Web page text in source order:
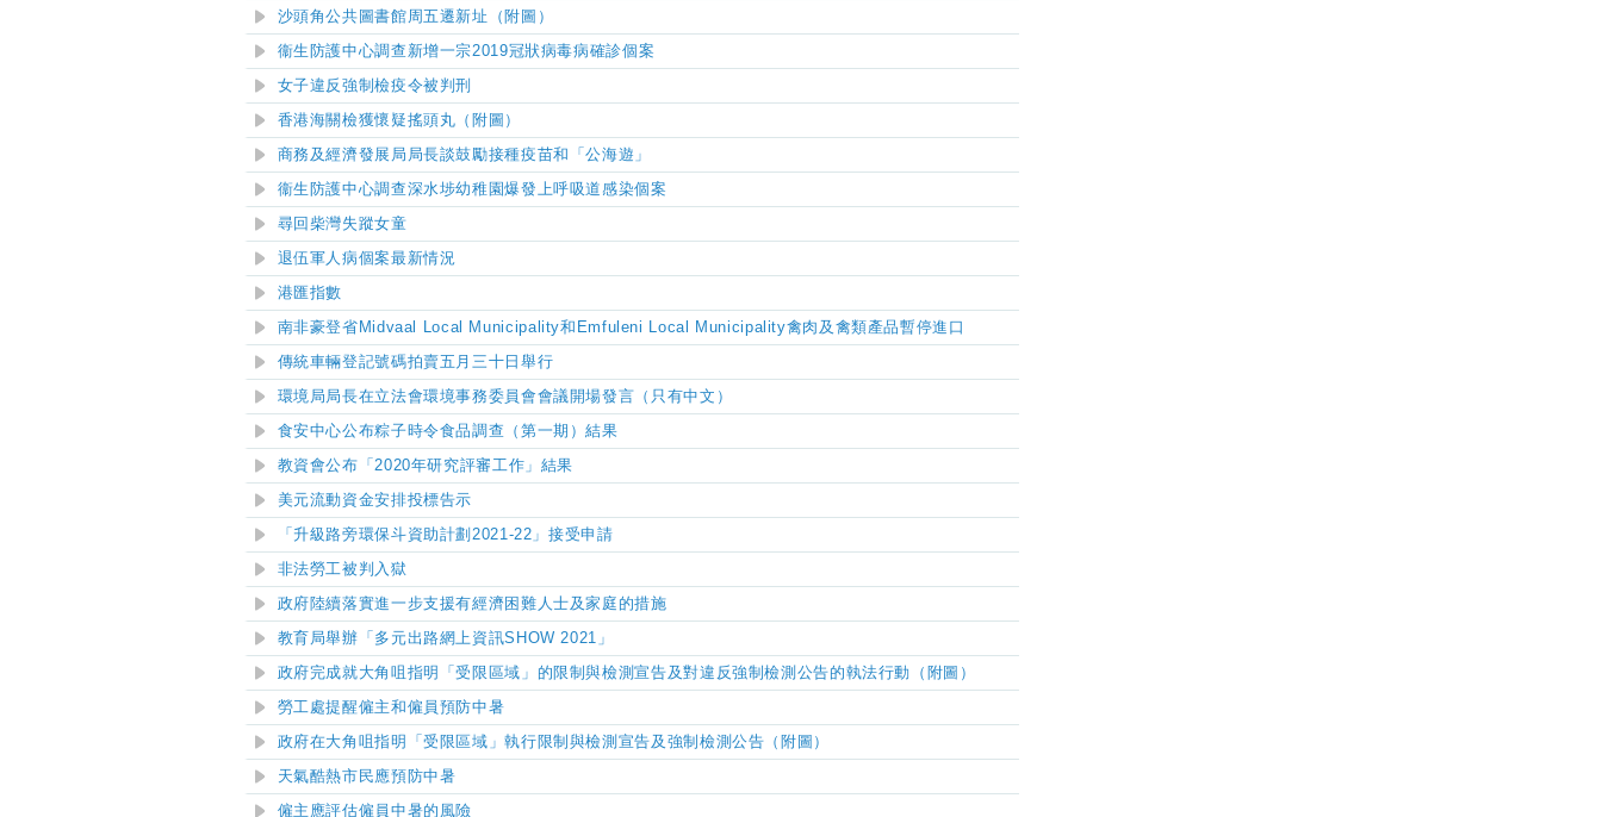
沙頭角公共圖書館周五遷新址（附圖）
衞生防護中心調查新增一宗2019冠狀病毒病確診個案
女子違反強制檢疫令被判刑
香港海關檢獲懷疑搖頭丸（附圖）
商務及經濟發展局局長談鼓勵接種疫苗和「公海遊」
衞生防護中心調查深水埗幼稚園爆發上呼吸道感染個案
尋回柴灣失蹤女童
退伍軍人病個案最新情況
港匯指數
南非豪登省Midvaal Local Municipality和Emfuleni Local Municipality禽肉及禽類產品暫停進口
傳統車輛登記號碼拍賣五月三十日舉行
環境局局長在立法會環境事務委員會會議開場發言（只有中文）
食安中心公布粽子時令食品調查（第一期）結果
教資會公布「2020年研究評審工作」結果
美元流動資金安排投標告示
「升級路旁環保斗資助計劃2021-22」接受申請
非法勞工被判入獄
政府陸續落實進一步支援有經濟困難人士及家庭的措施
教育局舉辦「多元出路網上資訊SHOW 2021」
政府完成就大角咀指明「受限區域」的限制與檢測宣告及對違反強制檢測公告的執法行動（附圖）
勞工處提醒僱主和僱員預防中暑
政府在大角咀指明「受限區域」執行限制與檢測宣告及強制檢測公告（附圖）
天氣酷熱市民應預防中暑
僱主應評估僱員中暑的風險